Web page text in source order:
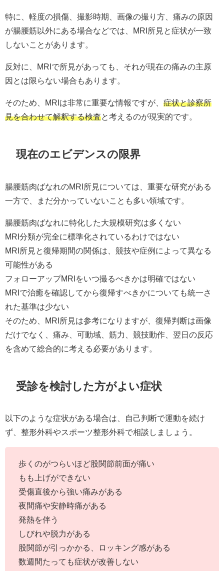
特に、軽度の損傷、撮影時期、画像の撮り方、痛みの原因
が腸腰筋以外にある場合などでは、MRI所見と症状が一致
しないことがあります。
反対に、MRIで所見があっても、それが現在の痛みの主原
因とは限らない場合もあります。
そのため、MRIは非常に重要な情報ですが、 症状と診察所
見を合わせて解釈する検査と考えるのが現実的です。
現在のエビデンスの限界
腸腰筋肉ばなれのMRI所見については、重要な研究がある
一方で、まだ分かっていないことも多い領域です。
腸腰筋肉ばなれに特化した大規模研究は多くない
MRI分類が完全に標準化されているわけではない
MRI所見と復帰期間の関係は、競技や症例によって異なる
可能性がある
フォローアップMRIをいつ撮るべきかは明確ではない
MRIで治癒を確認してから復帰すべきかについても統一さ
れた基準は少ない
そのため、MRI所見は参考になりますが、復帰判断は画像
だけでなく、痛み、可動域、筋力、競技動作、翌日の反応
を含めて総合的に考える必要があります。
受診を検討した方がよい症状
以下のような症状がある場合は、自己判断で運動を続け
ず、整形外科やスポーツ整形外科で相談しましょう。
歩くのがつらいほど股関節前面が痛い
もも上げができない
受傷直後から強い痛みがある
夜間痛や安静時痛がある
発熱を伴う
しびれや脱力がある
股関節が引っかかる、ロッキング感がある
数週間たっても症状が改善しない